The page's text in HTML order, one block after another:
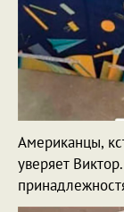
Американцы,
уверяет